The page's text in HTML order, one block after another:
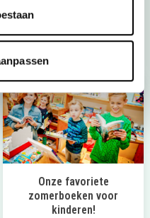
Onze favoriete
zomerboeken voor
kinderen!